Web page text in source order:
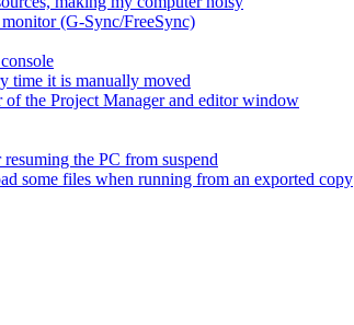
(G-Sync/FreeSync)
time it is manually moved
the Project Manager and editor window
the PC from suspend
some files when running from an exported copy